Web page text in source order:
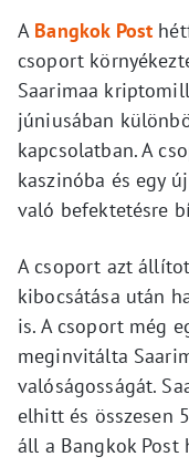
A Bangkok Post
csoport
Saarimaa
júniusában
kapcsolatban. A
kaszinóba és egy
való befektetésre
A csoport azt
kibocsátása után
is. A csoport még
meginvitálta
valóságosságát.
elhitt és összesen
áll a Bangkok Post